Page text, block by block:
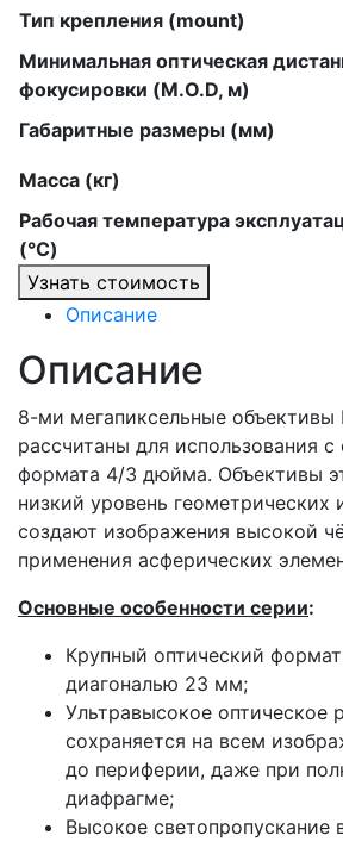
Тип крепления (mount)
Минимальная оптическая
фокусировки (M.O.D, м)
Габаритные размеры (мм)
Масса (кг)
Рабочая температура
(°C)
Узнать стоимость
Описание
Описание
8-ми мегапиксельные объективы
рассчитаны для использования
формата 4/3 дюйма. Объективы
низкий уровень геометрических
создают изображения высокой
применения асферических
Основные особенности серии:
Крупный оптический
диагональю 23 мм;
Ультравысокое оптическое
сохраняется на всем
до периферии, даже при
диафрагме;
Высокое светопропускание